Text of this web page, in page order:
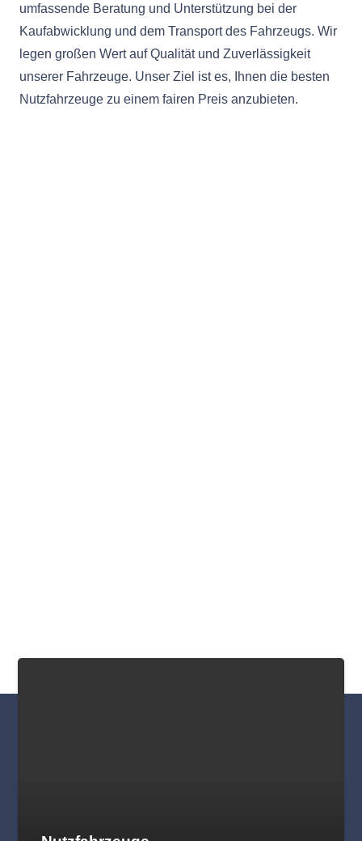
umfassende Beratung und Unterstützung bei der
Kaufabwicklung und dem Transport des Fahrzeugs. Wir
legen großen Wert auf Qualität und Zuverlässigkeit
unserer Fahrzeuge. Unser Ziel ist es, Ihnen die besten
Nutzfahrzeuge zu einem fairen Preis anzubieten.